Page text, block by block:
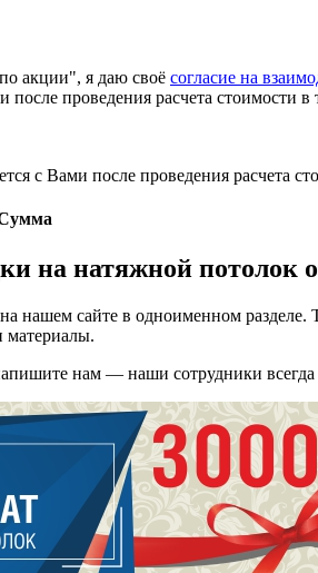
акции", я даю своё согласие на
проведения расчета стоимости в
с Вами после проведения расчета
на натяжной
нашем сайте в одноименном разделе.
материалы.
нам — наши сотрудники